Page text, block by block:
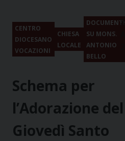
CENTRO
DIOCESANO
VOCAZIONI
CHIESA
LOCALE
DOCUMENTI
SU MONS.
ANTONIO
BELLO
8
Schema per
l’Adorazione del
Giovedì Santo